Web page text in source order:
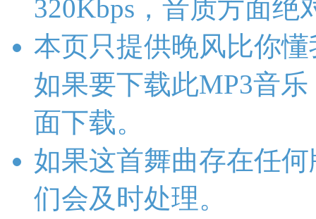
320Kbps，音质方面绝
本页只提供晚风比你
如果要下载此MP3音
面下载。
如果这首舞曲存在任
们会及时处理。